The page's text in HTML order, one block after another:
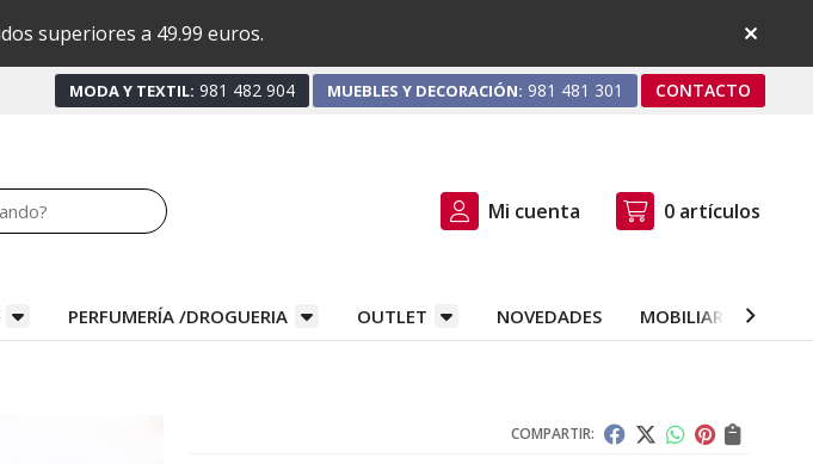
superiores a 49.99 euros.
MODA Y TEXTIL: 981 482 904 MUEBLES Y DECORACIÓN: 981 481 301 CONTACTO
Mi cuenta 0 artículos
PERFUMERÍA /DROGUERIA OUTLET NOVEDADES MOBILIARIO Y
COMPARTIR: